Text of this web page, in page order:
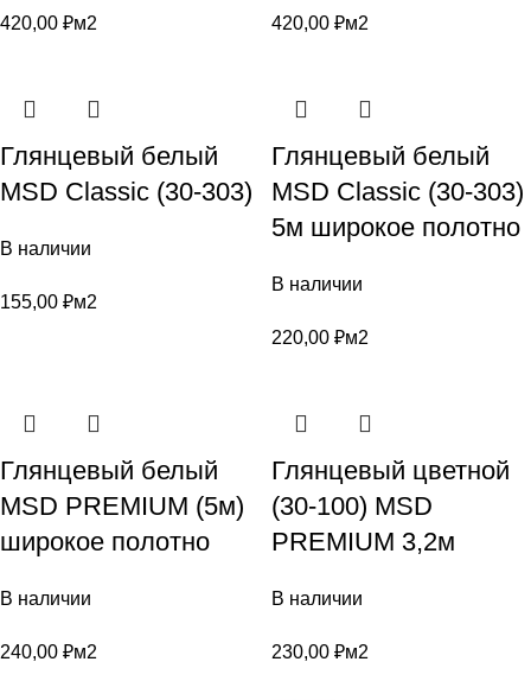
420,00 ₽м2 420,00 ₽м2
Глянцевый белый
MSD Classic (30-303)
В наличии
155,00 ₽м2
Глянцевый белый
MSD Classic (30-303)
5м широкое полотно
В наличии
220,00 ₽м2
Глянцевый белый
MSD PREMIUM (5м)
широкое полотно
В наличии
240,00 ₽м2
Глянцевый цветной
(30-100) MSD
PREMIUM 3,2м
В наличии
230,00 ₽м2